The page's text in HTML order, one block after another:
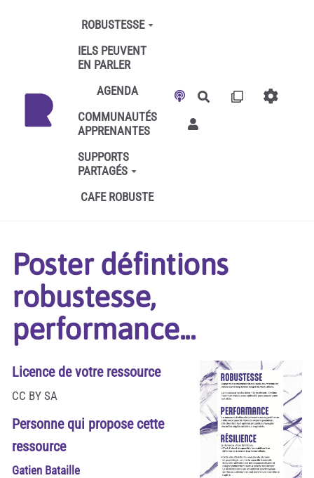
Aller au contenu principal
ROBUSTESSE
IELS PEUVENT
EN PARLER
AGENDA
COMMUNAUTÉS
APPRENANTES
SUPPORTS
PARTAGÉS
CAFE ROBUSTE
Rechercher
Poster défintions
robustesse,
performance...
Licence de votre ressource
CC BY SA
Personne qui propose cette
ressource
Gatien Bataille